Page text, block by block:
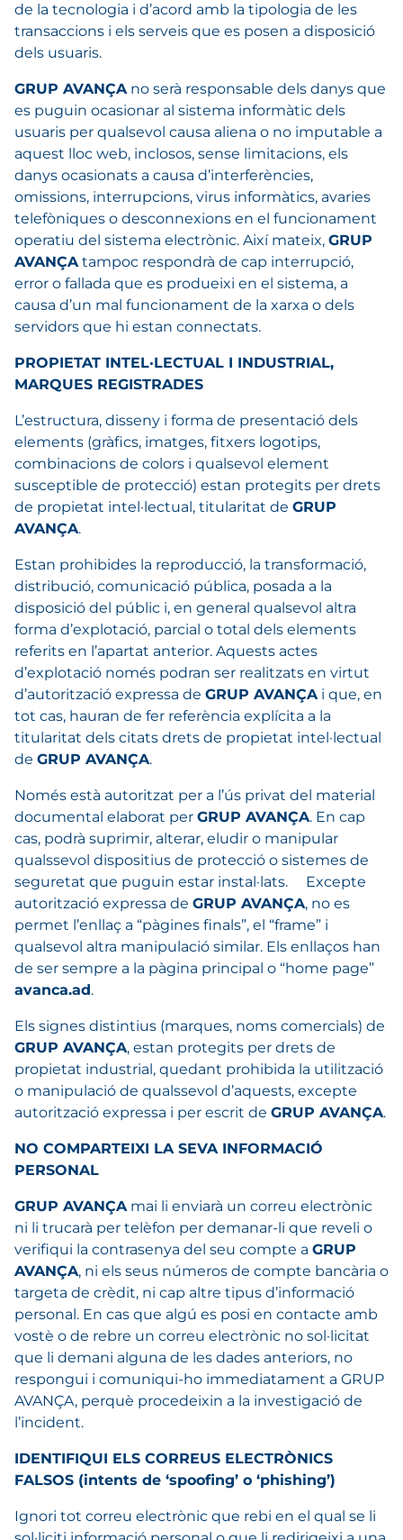
de la tecnologia i d’acord amb la tipologia de les
transaccions i els serveis que es posen a disposició
dels usuaris.
GRUP AVANÇAno serà responsable dels danys que
es puguin ocasionar al sistema informàtic dels
usuaris per qualsevol causa aliena o no imputable a
aquest lloc web, inclosos, sense limitacions, els
danys ocasionats a causa d’interferències,
omissions, interrupcions, virus informàtics, avaries
telefòniques o desconnexions en el funcionament
operatiu del sistema electrònic. Així mateix, GRUP
AVANÇAtampoc respondrà de cap interrupció,
error o fallada que es produeixi en el sistema, a
causa d’un mal funcionament de la xarxa o dels
servidors que hi estan connectats.
PROPIETAT INTEL·LECTUAL I INDUSTRIAL,
MARQUES REGISTRADES
L’estructura, disseny i forma de presentació dels
elements (gràfics, imatges, fitxers logotips,
combinacions de colors i qualsevol element
susceptible de protecció) estan protegits per drets
de propietat intel·lectual, titularitat de GRUP
AVANÇA.
Estan prohibides la reproducció, la transformació,
distribució, comunicació pública, posada a la
disposició del públic i, en general qualsevol altra
forma d’explotació, parcial o total dels elements
referits en l’apartat anterior. Aquests actes
d’explotació només podran ser realitzats en virtut
d’autorització expressa de GRUP AVANÇAi que, en
tot cas, hauran de fer referència explícita a la
titularitat dels citats drets de propietat intel·lectual
de GRUP AVANÇA.
Només està autoritzat per a l’ús privat del material
documental elaborat per GRUP AVANÇA. En cap
cas, podrà suprimir, alterar, eludir o manipular
qualssevol dispositius de protecció o sistemes de
seguretat que puguin estar instal·lats. Excepte
autorització expressa de GRUP AVANÇA, no es
permet l’enllaç a “pàgines finals”, el “frame” i
qualsevol altra manipulació similar. Els enllaços han
de ser sempre a la pàgina principal o “home page”
avanca.ad.
Els signes distintius (marques, noms comercials) de
GRUP AVANÇA, estan protegits per drets de
propietat industrial, quedant prohibida la utilització
o manipulació de qualssevol d’aquests, excepte
autorització expressa i per escrit de GRUP AVANÇA.
NO COMPARTEIXI LA SEVA INFORMACIÓ
PERSONAL
GRUP AVANÇAmai li enviarà un correu electrònic
ni li trucarà per telèfon per demanar-li que reveli o
verifiqui la contrasenya del seu compte a GRUP
AVANÇA, ni els seus números de compte bancària o
targeta de crèdit, ni cap altre tipus d’informació
personal. En cas que algú es posi en contacte amb
vostè o de rebre un correu electrònic no sol·licitat
que li demani alguna de les dades anteriors, no
respongui i comuniqui-ho immediatament a GRUP
AVANÇA, perquè procedeixin a la investigació de
l’incident.
IDENTIFIQUI ELS CORREUS ELECTRÒNICS
FALSOS (intents de ‘spoofing’ o ‘phishing’)
Ignori tot correu electrònic que rebi en el qual se li